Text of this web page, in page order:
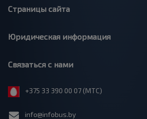
Страницы сайта
Юридическая информация
Связаться с нами
+375 33 390 00 07 (МТС)
info@infobus.by